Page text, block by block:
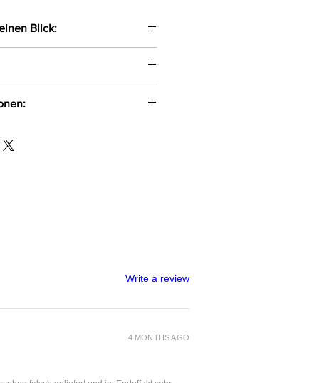
Blick:
angenehmen auf der Haut
durch einen optimalen
kontakt@passion.pl
Write a review
4 MONTHS AGO